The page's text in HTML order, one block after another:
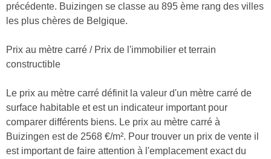
précédente. Buizingen se classe au 895 ème rang des villes
les plus chères de Belgique.
Prix au mètre carré / Prix de l'immobilier et terrain
constructible
Le prix au mètre carré définit la valeur d'un mètre carré de
surface habitable et est un indicateur important pour
comparer différents biens. Le prix au mètre carré à
Buizingen est de 2568 €/m². Pour trouver un prix de vente il
est important de faire attention à l'emplacement exact du